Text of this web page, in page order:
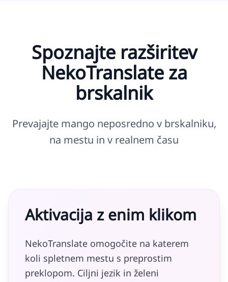
Spoznajte razširitev
NekoTranslate za
brskalnik
Prevajajte mango neposredno v brskalniku,
na mestu in v realnem času
Aktivacija z enim klikom
NekoTranslate omogočite na katerem
koli spletnem mestu s preprostim
preklopom. Ciljni jezik in želeni